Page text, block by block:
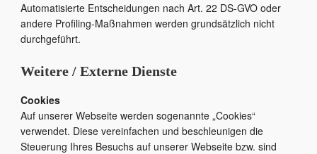
Automatisierte Entscheidungen nach Art. 22 DS-GVO oder
andere Profiling-Maßnahmen werden grundsätzlich nicht
durchgeführt.
Weitere / Externe Dienste
Cookies
Auf unserer Webseite werden sogenannte „Cookies“
verwendet. Diese vereinfachen und beschleunigen die
Steuerung Ihres Besuchs auf unserer Webseite bzw. sind